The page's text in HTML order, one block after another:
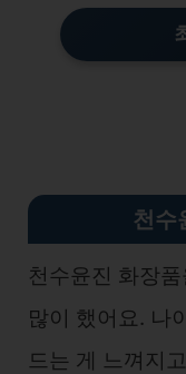
천수
천수윤진 화장
많이 했어요. 나
드는 게 느껴지